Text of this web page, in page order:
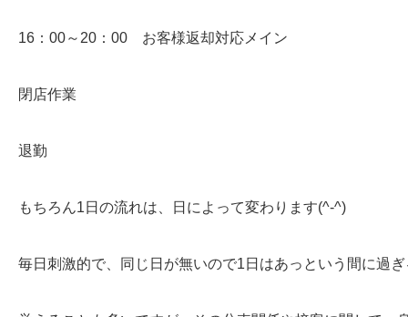
16：00～20：00 お客様返却対応メイン
閉店作業
退勤
もちろん1日の流れは、日によって変わります(^-^)
毎日刺激的で、同じ日が無いので1日はあっという間に過